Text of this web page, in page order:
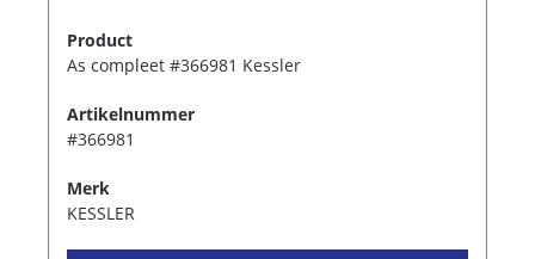
Product
As compleet #366981 Kessler
Artikelnummer
#366981
Merk
KESSLER